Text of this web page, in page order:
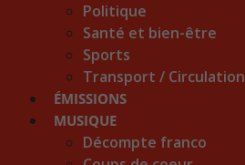
Politique
Santé et bien-être
Sports
Transport / Circulation
ÉMISSIONS
MUSIQUE
Décompte franco